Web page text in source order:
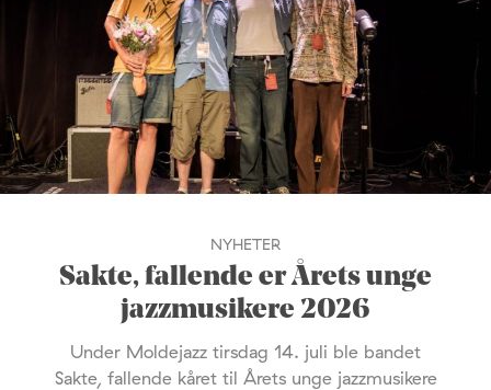
NYHETER
Sakte, fallende er Årets unge
jazzmusikere 2026
Under Moldejazz tirsdag 14. juli ble bandet
Sakte, fallende kåret til Årets unge jazzmusikere